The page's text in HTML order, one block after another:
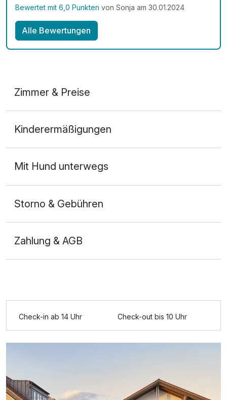
Bewertet mit 6,0 Punkten von Sonja am 30.01.2024
Alle Bewertungen
Zimmer & Preise
2 Erwachsene
Kinderermäßigungen
Mit Hund unterwegs
Storno & Gebühren
Zahlung & AGB
Check-in ab 14 Uhr Check-out bis 10 Uhr